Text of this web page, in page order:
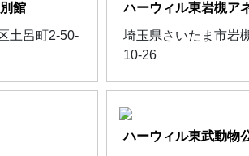
館
土呂町2-50-
ハーウィル東岩槻ア
埼玉県さいたま市岩
10-26
ハーウィル東武動物